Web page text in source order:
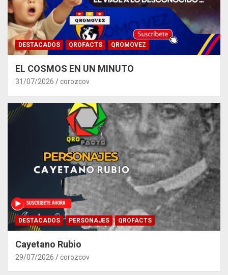
DESTACADOS QROFACTS QROMOVEZ
EL COSMOS EN UN MINUTO
31/07/2026 corozcov
DESTACADOS PERSONAJES QROFACTS
Cayetano Rubio
29/07/2026 corozcov